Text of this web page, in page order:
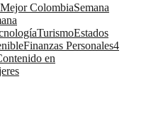
Mejor ColombiaSemana
TurismoEstados
Finanzas Personales4
en